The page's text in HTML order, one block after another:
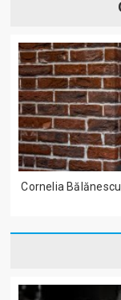
Cornelia